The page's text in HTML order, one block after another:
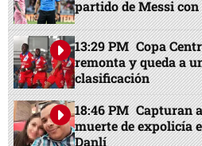
partido de Messi
13:29 PM Copa
remonta y queda a
clasificación
18:46 PM Capturan
muerte de expolicía
Danlí